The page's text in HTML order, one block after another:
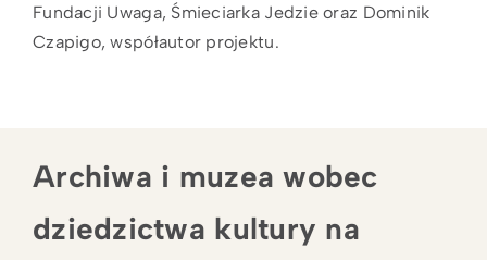
Fundacji Uwaga, Śmieciarka Jedzie oraz Dominik
Czapigo, współautor projektu.
Archiwa i muzea wobec
dziedzictwa kultury na